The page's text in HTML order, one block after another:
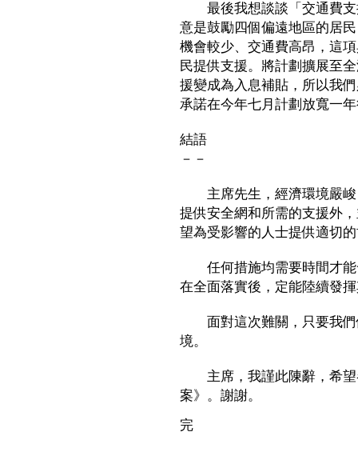
最後我想談談「交通費支
意是鼓勵四個偏遠地區的居
機會較少、交通費高昂，這
民提供支援。將計劃擴展至
援變成為入息補貼，所以我
承諾在今年七月計劃放寬一
結語
－－
主席先生，經濟環境嚴峻
提供安全網和所需的支援外
望為受影響的人士提供適切
任何措施均需要時間才能
在全面落實後，定能陸續發
面對這次難關，只要我們
境。
主席，我謹此陳辭，希望
案》。謝謝。
完